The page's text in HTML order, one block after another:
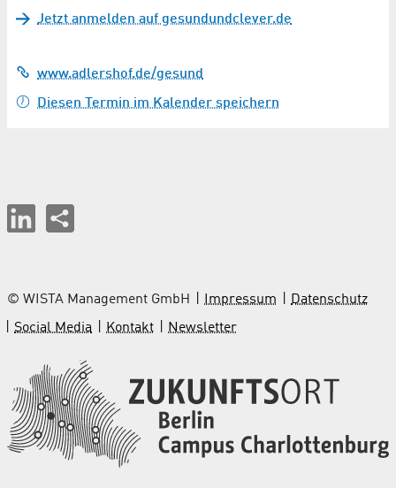
Jetzt anmelden auf gesundundclever.de
www.adlershof.de/gesund
Diesen Termin im Kalender speichern
© WISTA Management GmbH Impressum
Datenschutz
Social Media
Kontakt Newsletter